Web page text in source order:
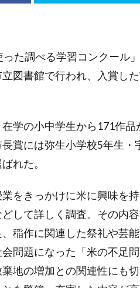
た調べる学習コンクール
図書館で行われ、入賞し
学の小中学生から171作
賞には弥生小学校5年生
れた。
をきっかけに米に興味を
して詳しく調査。その内
稲作に関連した祭礼や芸
問題になった「米の不足
地の増加との関連性にも